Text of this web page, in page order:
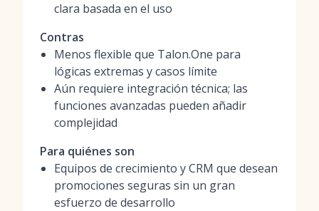
clara basada en el uso
Contras
Menos flexible que Talon.One para
lógicas extremas y casos límite
Aún requiere integración técnica; las
funciones avanzadas pueden añadir
complejidad
Para quiénes son
Equipos de crecimiento y CRM que desean
promociones seguras sin un gran
esfuerzo de desarrollo